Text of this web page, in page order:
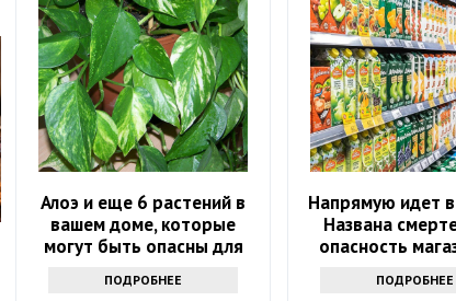
Алоэ и еще 6 растений в
вашем доме, которые
могут быть опасны для
ПОДРОБНЕЕ
Напрямую идет
Названа
опасность
ПОДРОБНЕЕ